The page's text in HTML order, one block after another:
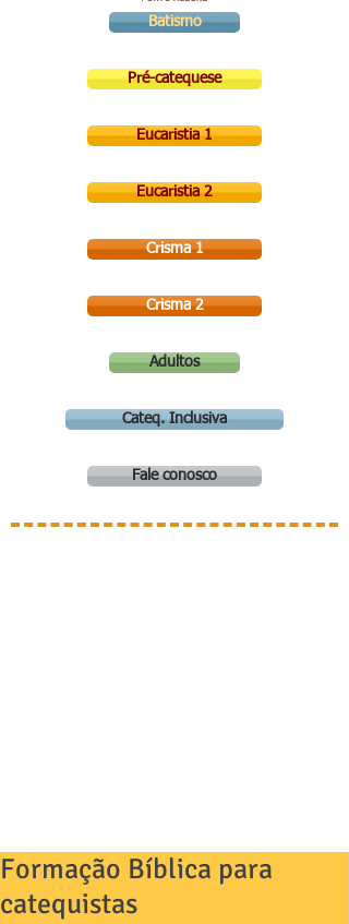
Batismo
Pré-catequese
Eucaristia 1
Eucaristia 2
Crisma 1
Crisma 2
Adultos
Cateq. Inclusiva
Fale conosco
Formação Bíblica para
catequistas